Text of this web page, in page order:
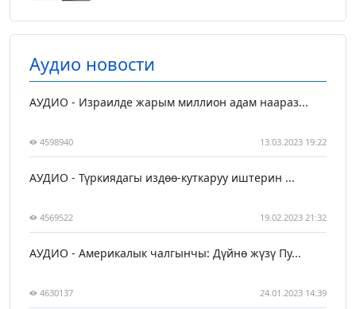
Аудио новости
АУДИО - Израилде жарым миллион адам наараз...
4598940 13.03.2023 19:22
АУДИО - Түркиядагы издөө-куткаруу иштерин ...
4569522 19.02.2023 21:32
АУДИО - Америкалык чалгынчы: Дүйнө жүзү Пу...
4630137 24.01.2023 14:39